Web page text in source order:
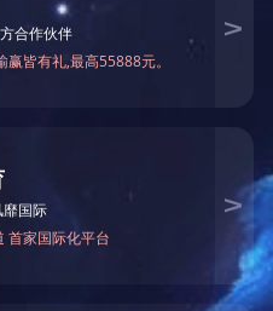
冷水机）